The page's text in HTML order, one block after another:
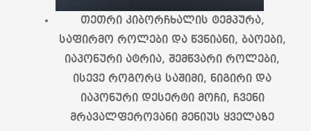
თეთრი კიბორჩხალის ტემპურა,
საფირმო როლები და წვნიანი, ბაოები,
იაპონური ატრია, შემწვარი როლები,
ისევე როგორც საშიმი, ნიგირი და
იაპონური დესერტი მოჩი, ჩვენი
მრავალფეროვანი მენიუს ყველაზე